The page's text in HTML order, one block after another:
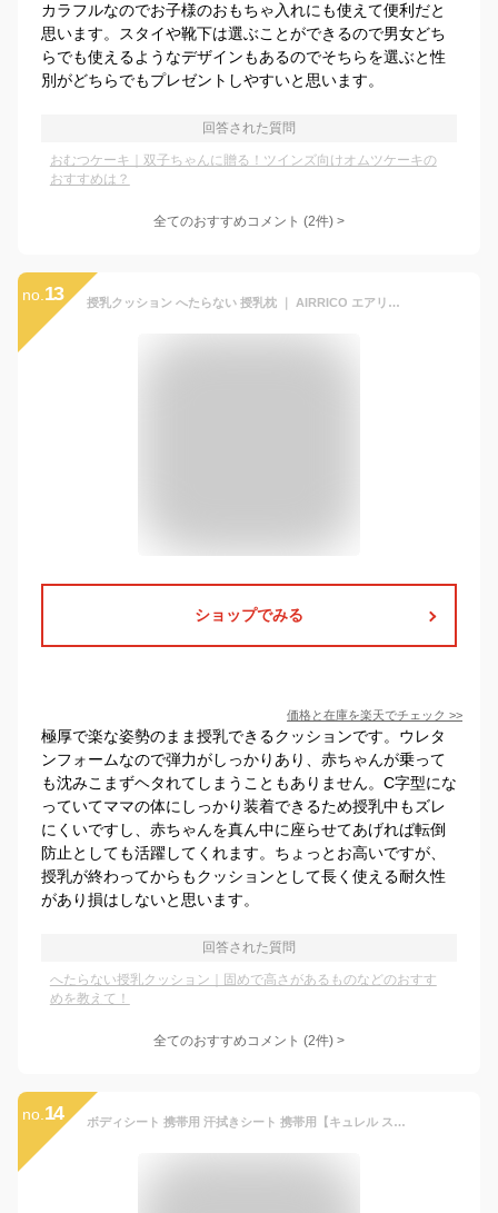
カラフルなのでお子様のおもちゃ入れにも使えて便利だと
思います。スタイや靴下は選ぶことができるので男女どち
らでも使えるようなデザインもあるのでそちらを選ぶと性
別がどちらでもプレゼントしやすいと思います。
回答された質問
おむつケーキ｜双子ちゃんに贈る！ツインズ向けオムツケーキの
おすすめは？
全てのおすすめコメント (2件) >
no. 13 授乳クッション へたらない 授乳枕 ｜ AIRRICO エアリコ｜日本製 ｜助産師推薦 産後ママ向け｜3年保証 送料無料
ショップでみる
価格と在庫を楽天でチェック >>
極厚で楽な姿勢のまま授乳できるクッションです。ウレタ
ンフォームなので弾力がしっかりあり、赤ちゃんが乗って
も沈みこまずヘタれてしまうこともありません。C字型にな
っていてママの体にしっかり装着できるため授乳中もズレ
にくいですし、赤ちゃんを真ん中に座らせてあげれば転倒
防止としても活躍してくれます。ちょっとお高いですが、
授乳が終わってからもクッションとして長く使える耐久性
があり損はしないと思います。
回答された質問
へたらない授乳クッション｜固めで高さがあるものなどのおすす
めを教えて！
全てのおすすめコメント (2件) >
no. 14 ボディシート 携帯用 汗拭きシート 携帯用【キュレル スキンケアシート 10枚入り 1-3個セット】汗ふきシート デオドラントシート Curel デオドラント セラミド スキンケア 肌荒れ防止 弱酸性 無香料 無着色 赤ちゃん 赤ちゃんにも使える 保湿 突っ張らない